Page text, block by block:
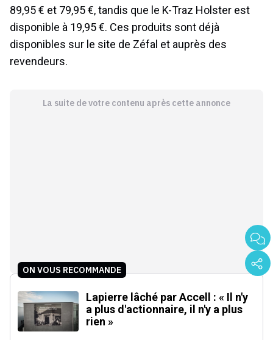
89,95 € et 79,95 €, tandis que le K-Traz Holster est
disponible à 19,95 €. Ces produits sont déjà
disponibles sur le site de Zéfal et auprès des
revendeurs.
La suite de votre contenu après cette annonce
ON VOUS RECOMMANDE
Lapierre lâché par Accell : « Il n'y
a plus d'actionnaire, il n'y a plus
rien »